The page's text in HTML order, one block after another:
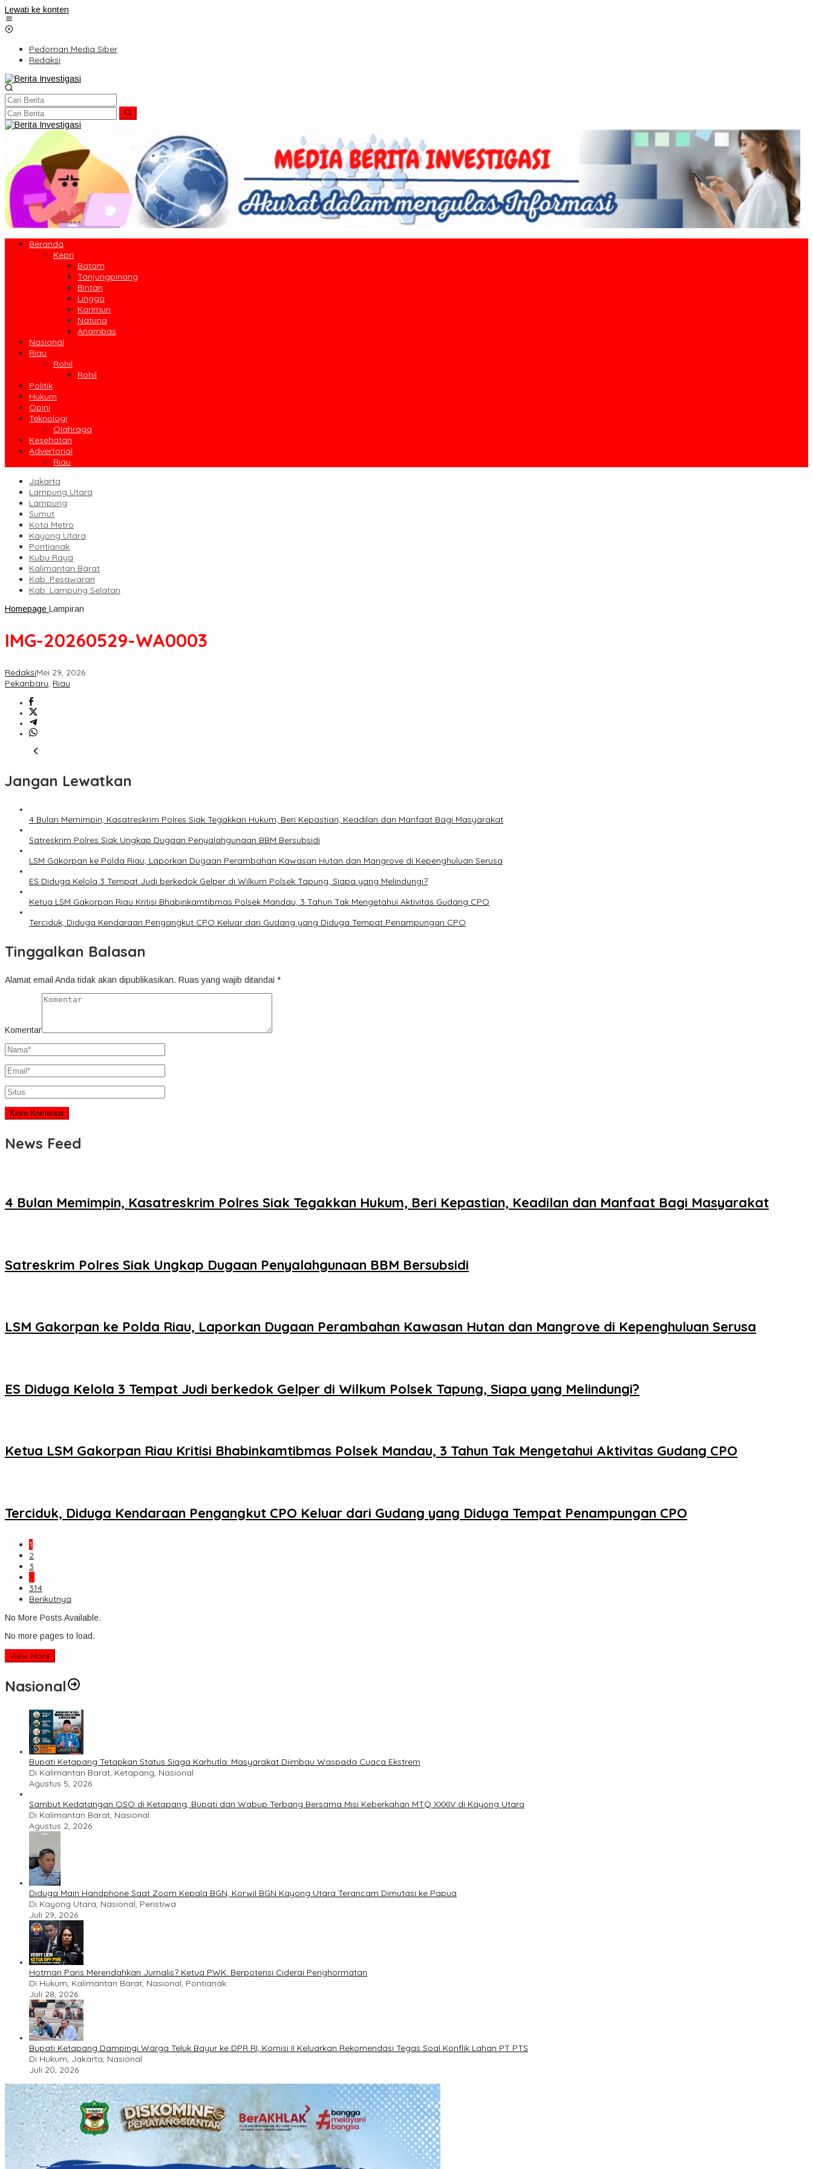
Lewati ke konten
Pedoman Media Siber
Redaksi
Beranda
Kepri
Batam
Tanjungpinang
Bintan
Lingga
Karimun
Natuna
Anambas
Nasional
Riau
Rohil
Rohil
Politik
Hukum
Opini
Teknologi
Olahraga
Kesehatan
Advertorial
Riau
Jakarta
Lampung Utara
Lampung
Sumut
Kota Metro
Kayong Utara
Pontianak
Kubu Raya
Kalimantan Barat
Kab. Pesawaran
Kab. Lampung Selatan
Homepage Lampiran
IMG-20260529-WA0003
RedaksiMei 29, 2026
Pekanbaru, Riau
Jangan Lewatkan
4 Bulan Memimpin, Kasatreskrim Polres Siak Tegakkan Hukum, Beri Kepastian, Keadilan dan Manfaat Bagi Masyarakat
Satreskrim Polres Siak Ungkap Dugaan Penyalahgunaan BBM Bersubsidi
LSM Gakorpan ke Polda Riau, Laporkan Dugaan Perambahan Kawasan Hutan dan Mangrove di Kepenghuluan Serusa
ES Diduga Kelola 3 Tempat Judi berkedok Gelper di Wilkum Polsek Tapung, Siapa yang Melindungi?
Ketua LSM Gakorpan Riau Kritisi Bhabinkamtibmas Polsek Mandau, 3 Tahun Tak Mengetahui Aktivitas Gudang CPO
Terciduk, Diduga Kendaraan Pengangkut CPO Keluar dari Gudang yang Diduga Tempat Penampungan CPO
Tinggalkan Balasan
Alamat email Anda tidak akan dipublikasikan. Ruas yang wajib ditandai *
Komentar
News Feed
4 Bulan Memimpin, Kasatreskrim Polres Siak Tegakkan Hukum, Beri Kepastian, Keadilan dan Manfaat Bagi Masyarakat
Satreskrim Polres Siak Ungkap Dugaan Penyalahgunaan BBM Bersubsidi
LSM Gakorpan ke Polda Riau, Laporkan Dugaan Perambahan Kawasan Hutan dan Mangrove di Kepenghuluan Serusa
ES Diduga Kelola 3 Tempat Judi berkedok Gelper di Wilkum Polsek Tapung, Siapa yang Melindungi?
Ketua LSM Gakorpan Riau Kritisi Bhabinkamtibmas Polsek Mandau, 3 Tahun Tak Mengetahui Aktivitas Gudang CPO
Terciduk, Diduga Kendaraan Pengangkut CPO Keluar dari Gudang yang Diduga Tempat Penampungan CPO
1
2
3
…
314
Berikutnya
No More Posts Available.
No more pages to load.
View More
Nasional
Bupati Ketapang Tetapkan Status Siaga Karhutla: Masyarakat Diimbau Waspada Cuaca Ekstrem
Di Kalimantan Barat, Ketapang, Nasional
Agustus 5, 2026
Sambut Kedatangan OSO di Ketapang, Bupati dan Wabup Terbang Bersama Misi Keberkahan MTQ XXXIV di Kayong Utara
Di Kalimantan Barat, Nasional
Agustus 2, 2026
Diduga Main Handphone Saat Zoom Kepala BGN, Korwil BGN Kayong Utara Terancam Dimutasi ke Papua
Di Kayong Utara, Nasional, Peristiwa
Juli 29, 2026
Hotman Paris Merendahkan Jurnalis? Ketua PWK: Berpotensi Ciderai Penghormatan
Di Hukum, Kalimantan Barat, Nasional, Pontianak
Juli 28, 2026
Bupati Ketapang Dampingi Warga Teluk Bayur ke DPR RI, Komisi II Keluarkan Rekomendasi Tegas Soal Konflik Lahan PT PTS
Di Hukum, Jakarta, Nasional
Juli 20, 2026